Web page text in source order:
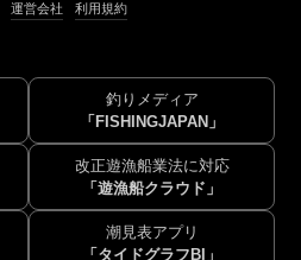
運営会社 利用規約
釣りメディア
「FISHINGJAPAN」
改正遊漁船業法に対応
「遊漁船クラウド」
潮見表アプリ
「タイドグラフBI」